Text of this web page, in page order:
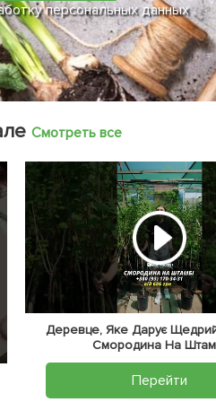
персональных данных
Смотреть все
Деревце, Яке Дарує
Смородина На
Перейти